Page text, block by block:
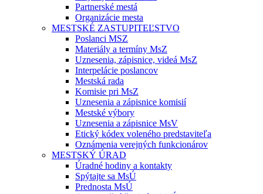
Partnerské mestá
Organizácie mesta
MESTSKÉ ZASTUPITEĽSTVO
Poslanci MSZ
Materiály a termíny MsZ
Uznesenia, zápisnice, videá MsZ
Interpelácie poslancov
Mestská rada
Komisie pri MsZ
Uznesenia a zápisnice komisií
Mestské výbory
Uznesenia a zápisnice MsV
Etický kódex voleného predstaviteľa
Oznámenia verejných funkcionárov
MESTSKÝ ÚRAD
Úradné hodiny a kontakty
Spýtajte sa MsÚ
Prednosta MsÚ